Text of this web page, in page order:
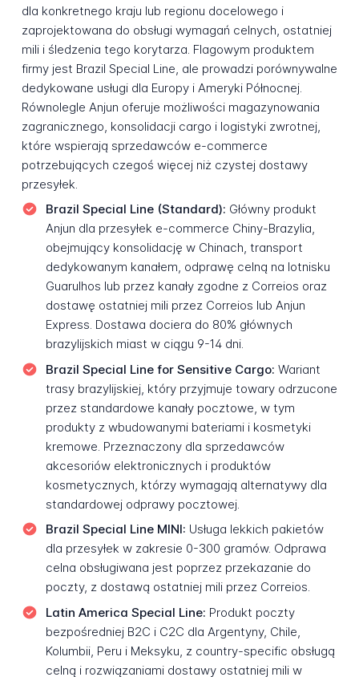
dla konkretnego kraju lub regionu docelowego i
zaprojektowana do obsługi wymagań celnych, ostatniej
mili i śledzenia tego korytarza. Flagowym produktem
firmy jest Brazil Special Line, ale prowadzi porównywalne
dedykowane usługi dla Europy i Ameryki Północnej.
Równolegle Anjun oferuje możliwości magazynowania
zagranicznego, konsolidacji cargo i logistyki zwrotnej,
które wspierają sprzedawców e-commerce
potrzebujących czegoś więcej niż czystej dostawy
przesyłek.
Brazil Special Line (Standard): Główny produkt
Anjun dla przesyłek e-commerce Chiny-Brazylia,
obejmujący konsolidację w Chinach, transport
dedykowanym kanałem, odprawę celną na lotnisku
Guarulhos lub przez kanały zgodne z Correios oraz
dostawę ostatniej mili przez Correios lub Anjun
Express. Dostawa dociera do 80% głównych
brazylijskich miast w ciągu 9-14 dni.
Brazil Special Line for Sensitive Cargo: Wariant
trasy brazylijskiej, który przyjmuje towary odrzucone
przez standardowe kanały pocztowe, w tym
produkty z wbudowanymi bateriami i kosmetyki
kremowe. Przeznaczony dla sprzedawców
akcesoriów elektronicznych i produktów
kosmetycznych, którzy wymagają alternatywy dla
standardowej odprawy pocztowej.
Brazil Special Line MINI: Usługa lekkich pakietów
dla przesyłek w zakresie 0-300 gramów. Odprawa
celna obsługiwana jest poprzez przekazanie do
poczty, z dostawą ostatniej mili przez Correios.
Latin America Special Line: Produkt poczty
bezpośredniej B2C i C2C dla Argentyny, Chile,
Kolumbii, Peru i Meksyku, z country-specific obsługą
celną i rozwiązaniami dostawy ostatniej mili w